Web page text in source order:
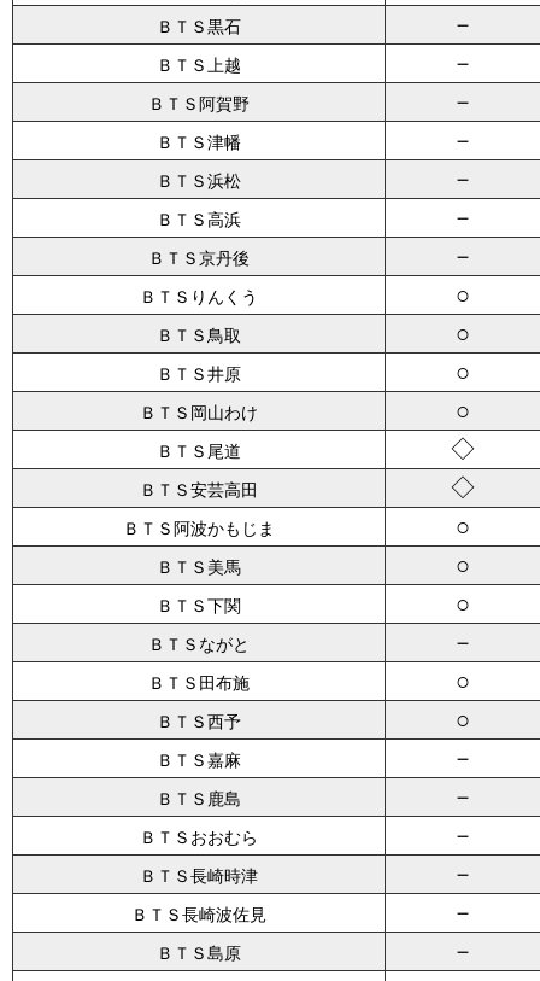
ＢＴＳ黒石 －
ＢＴＳ上越 －
ＢＴＳ阿賀野 －
ＢＴＳ津幡 －
ＢＴＳ浜松 －
ＢＴＳ高浜 －
ＢＴＳ京丹後 －
ＢＴＳりんくう ○
ＢＴＳ鳥取 ○
ＢＴＳ井原 ○
ＢＴＳ岡山わけ ○
ＢＴＳ尾道 ◇
ＢＴＳ安芸高田 ◇
ＢＴＳ阿波かもじま ○
ＢＴＳ美馬 ○
ＢＴＳ下関 ○
ＢＴＳながと －
ＢＴＳ田布施 ○
ＢＴＳ西予 ○
ＢＴＳ嘉麻 －
ＢＴＳ鹿島 －
ＢＴＳおおむら －
ＢＴＳ長崎時津 －
ＢＴＳ長崎波佐見 －
ＢＴＳ島原
－